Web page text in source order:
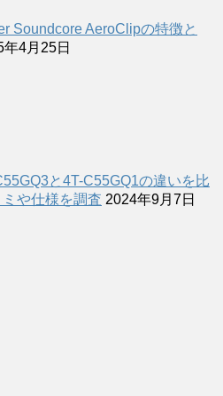
Soundcore AeroClipの特徴と
年4月25日
と4T-C55GQ1の違いを比
や仕様を調査 2024年9月7日